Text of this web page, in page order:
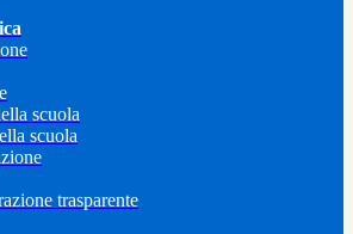
scuola
scuola
trasparente